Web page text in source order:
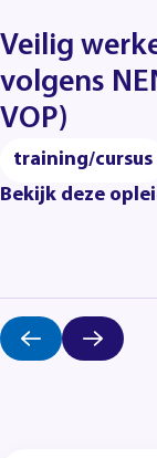
Veilig
volgens
VOP)
training/cursus
Bekijk deze